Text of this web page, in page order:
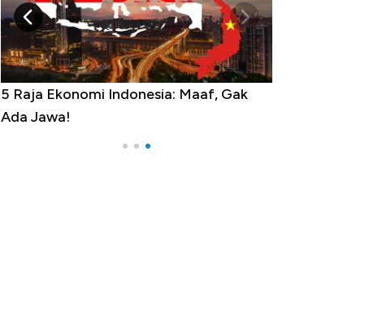
5 Raja Ekonomi Indonesia: Maaf, Gak
Ada Jawa!